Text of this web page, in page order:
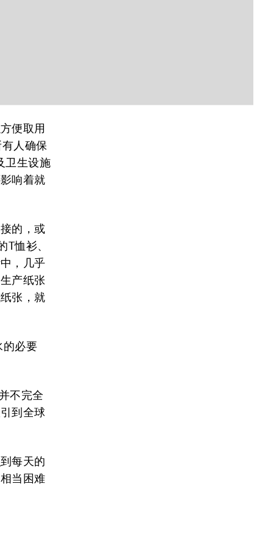
便取用
人确保
卫生设施
响着就
的，或
恤衫、
，几乎
产纸张
张，就
的必要
不完全
到全球
每天的
当困难